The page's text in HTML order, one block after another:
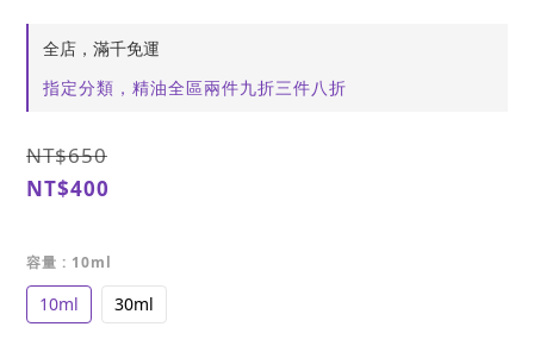
全店，滿千免運
指定分類，精油全區兩件九折三件八折
NT$650
NT$400
容量 : 10ml
10ml 30ml